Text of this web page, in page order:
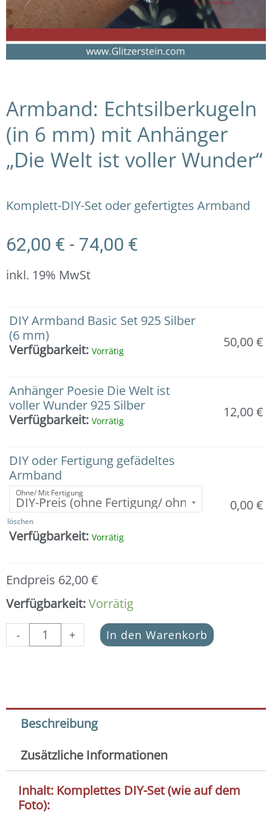
Armband: Echtsilberkugeln
(in 6 mm) mit Anhänger
„Die Welt ist voller Wunder“
Komplett-DIY-Set oder gefertigtes Armband
62,00 € - 74,00 €
inkl. 19% MwSt
DIY Armband Basic Set 925 Silber
(6 mm)
Verfügbarkeit: Vorrätig
50,00€
Anhänger Poesie Die Welt ist
voller Wunder 925 Silber
Verfügbarkeit: Vorrätig
12,00€
DIY oder Fertigung gefädeltes
Armband
Ohne/ Mit Fertigung
löschen
Verfügbarkeit: Vorrätig
0,00€
Endpreis 62,00€
Verfügbarkeit:Vorrätig
-
Armband:
Echtsilberkugeln
(in
6
mit
Anhänger
"Die
ist
voller
Wunder"
Menge
+ In den Warenkorb
Beschreibung
Zusätzliche Informationen
Inhalt: Komplettes DIY-Set (wie auf dem
Foto):